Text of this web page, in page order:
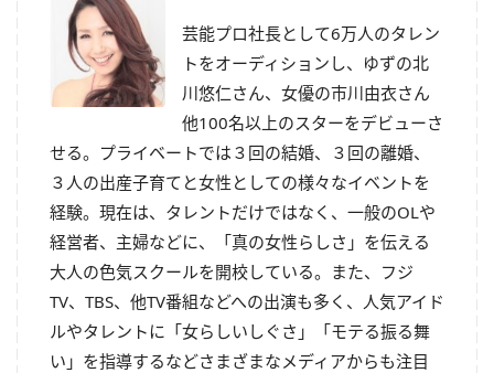
芸能プロ社長として6万人のタレン
トをオーディションし、ゆずの北
川悠仁さん、女優の市川由衣さん
他100名以上のスターをデビューさ
せる。プライベートでは３回の結婚、３回の離婚、
３人の出産子育てと女性としての様々なイベントを
経験。現在は、タレントだけではなく、一般のOLや
経営者、主婦などに、「真の女性らしさ」を伝える
大人の色気スクールを開校している。また、フジ
TV、TBS、他TV番組などへの出演も多く、人気アイド
ルやタレントに「女らしいしぐさ」「モテる振る舞
い」を指導するなどさまざまなメディアからも注目